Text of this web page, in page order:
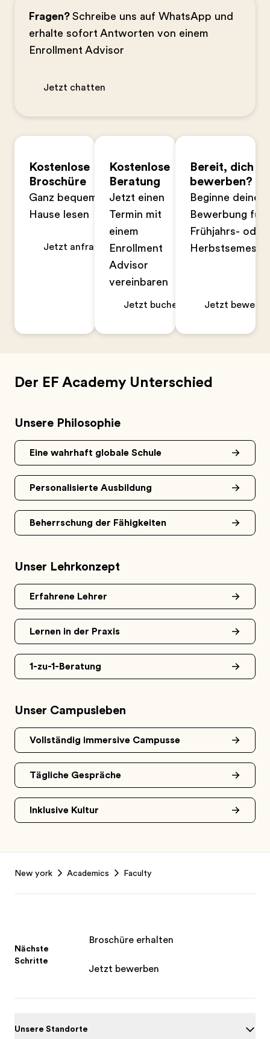
Fragen? Schreibe uns auf WhatsApp und
erhalte sofort Antworten von einem
Enrollment Advisor
Jetzt chatten
Kostenlose
Broschüre
Ganz bequem zu
Hause lesen
Jetzt anfragen
Kostenlose
Beratung
Jetzt einen
Termin mit
einem
Enrollment
Advisor
vereinbaren
Jetzt buchen
Bereit, dich zu
bewerben?
Beginne deine
Bewerbung für
Frühjahrs- oder
Jetzt
Der EF Academy Unterschied
Unsere Philosophie
Eine wahrhaft globale Schule
Personalisierte Ausbildung
Beherrschung der Fähigkeiten
Unser Lehrkonzept
Erfahrene Lehrer
Lernen in der Praxis
1-zu-1-Beratung
Unser Campusleben
Vollständig immersive Campusse
Tägliche Gespräche
Inklusive Kultur
New york Academics Faculty
Nächste
Schritte
Broschüre erhalten
Jetzt bewerben
Unsere Standorte